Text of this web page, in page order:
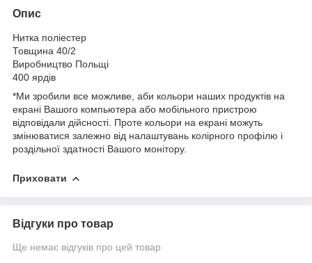
Опис
Нитка поліестер
Товщина 40/2
Виробництво Польщі
400 ярдів
*Ми зробили все можливе, аби кольори наших продуктів на
екрані Вашого компьютера або мобільного пристрою
відповідали дійсності. Проте кольори на екрані можуть
змінюватися залежно від налаштувань колірного профілю і
роздільної здатності Вашого монітору.
Приховати
Відгуки про товар
Ще немає відгуків про цей товар